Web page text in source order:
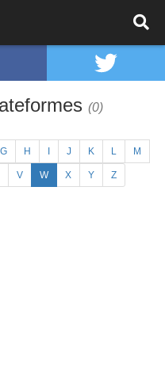
(0)
G H J K L M
V W X Y Z